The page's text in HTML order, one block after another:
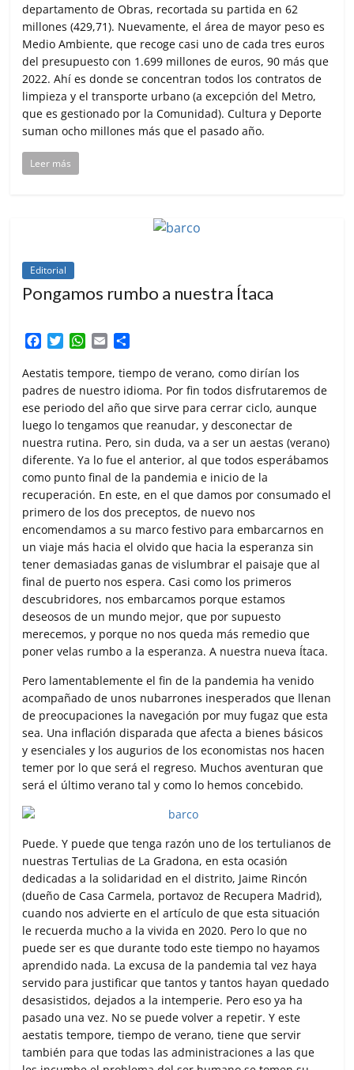
departamento de Obras, recortada su partida en 62
millones (429,71). Nuevamente, el área de mayor peso es
Medio Ambiente, que recoge casi uno de cada tres euros
del presupuesto con 1.699 millones de euros, 90 más que
2022. Ahí es donde se concentran todos los contratos de
limpieza y el transporte urbano (a excepción del Metro,
que es gestionado por la Comunidad). Cultura y Deporte
suman ocho millones más que el pasado año.
Leer más
Editorial
Pongamos rumbo a nuestra Ítaca
c
e
b
o
o
k
t
t
e
r
W
a
t
s
A
p
p
a
i
l
m
p
a
r
i
r
Aestatis tempore, tiempo de verano, como dirían los
padres de nuestro idioma. Por fin todos disfrutaremos de
ese periodo del año que sirve para cerrar ciclo, aunque
luego lo tengamos que reanudar, y desconectar de
nuestra rutina. Pero, sin duda, va a ser un aestas (verano)
diferente. Ya lo fue el anterior, al que todos esperábamos
como punto final de la pandemia e inicio de la
recuperación. En este, en el que damos por consumado el
primero de los dos preceptos, de nuevo nos
encomendamos a su marco festivo para embarcarnos en
un viaje más hacia el olvido que hacia la esperanza sin
tener demasiadas ganas de vislumbrar el paisaje que al
final de puerto nos espera. Casi como los primeros
descubridores, nos embarcamos porque estamos
deseosos de un mundo mejor, que por supuesto
merecemos, y porque no nos queda más remedio que
poner velas rumbo a la esperanza. A nuestra nueva Ítaca.
Pero lamentablemente el fin de la pandemia ha venido
acompañado de unos nubarrones inesperados que llenan
de preocupaciones la navegación por muy fugaz que esta
sea. Una inflación disparada que afecta a bienes básicos
y esenciales y los augurios de los economistas nos hacen
temer por lo que será el regreso. Muchos aventuran que
será el último verano tal y como lo hemos concebido.
Puede. Y puede que tenga razón uno de los tertulianos de
nuestras Tertulias de La Gradona, en esta ocasión
dedicadas a la solidaridad en el distrito, Jaime Rincón
(dueño de Casa Carmela, portavoz de Recupera Madrid),
cuando nos advierte en el artículo de que esta situación
le recuerda mucho a la vivida en 2020. Pero lo que no
puede ser es que durante todo este tiempo no hayamos
aprendido nada. La excusa de la pandemia tal vez haya
servido para justificar que tantos y tantos hayan quedado
desasistidos, dejados a la intemperie. Pero eso ya ha
pasado una vez. No se puede volver a repetir. Y este
aestatis tempore, tiempo de verano, tiene que servir
también para que todas las administraciones a las que